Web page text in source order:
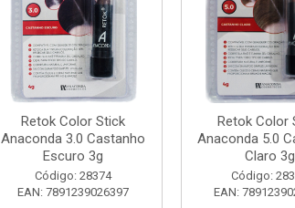
Retok Color Stick
Anaconda 3.0 Castanho
Escuro 3g
Código: 28374
EAN: 7891239026397
Retok Color
Anaconda 5.0
Claro 3g
Código:
EAN: